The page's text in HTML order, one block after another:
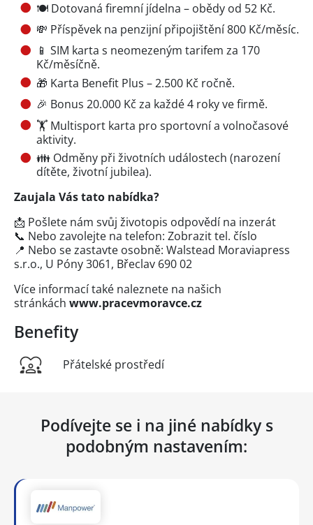
🍽️ Dotovaná firemní jídelna – obědy od 52 Kč.
💸 Příspěvek na penzijní připojištění 800 Kč/měsíc.
📱 SIM karta s neomezeným tarifem za 170
Kč/měsíčně.
🎁 Karta Benefit Plus – 2.500 Kč ročně.
🎉 Bonus 20.000 Kč za každé 4 roky ve firmě.
🏋️ Multisport karta pro sportovní a volnočasové
aktivity.
👪 Odměny při životních událostech (narození
dítěte, životní jubilea).
Zaujala Vás tato nabídka?
📩 Pošlete nám svůj životopis odpovědí na inzerát
📞 Nebo zavolejte na telefon: Zobrazit tel. číslo
📍 Nebo se zastavte osobně: Walstead Moraviapress
s.r.o., U Póny 3061, Břeclav 690 02
Více informací také naleznete na našich
stránkách www.pracevmoravce.cz
Benefity
Přátelské prostředí
Podívejte se i na jiné nabídky s
podobným nastavením: